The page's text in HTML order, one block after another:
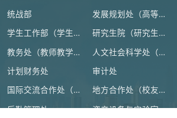
统战部 发展规划处（高等教育研究所）
学生工作部（学生处、人武部） 研究生院（研究生工作部、学科建设办公室）
教务处（教师教学发展中心） 人文社会科学处（高等人文研究院）
计划财务处 审计处
国际交流合作处（港澳台事务办公室） 地方合作处（校友总会办公室）
后勤管理处 资产设备与实验室管理处